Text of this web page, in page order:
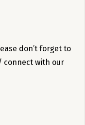
don’t forget to
connect with our